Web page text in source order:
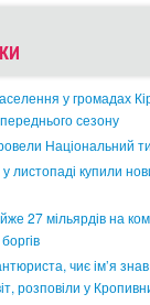
у громадах
сезону
Національний
листопаді купили
27 мільярдів на
чиє ім’я
розповіли у